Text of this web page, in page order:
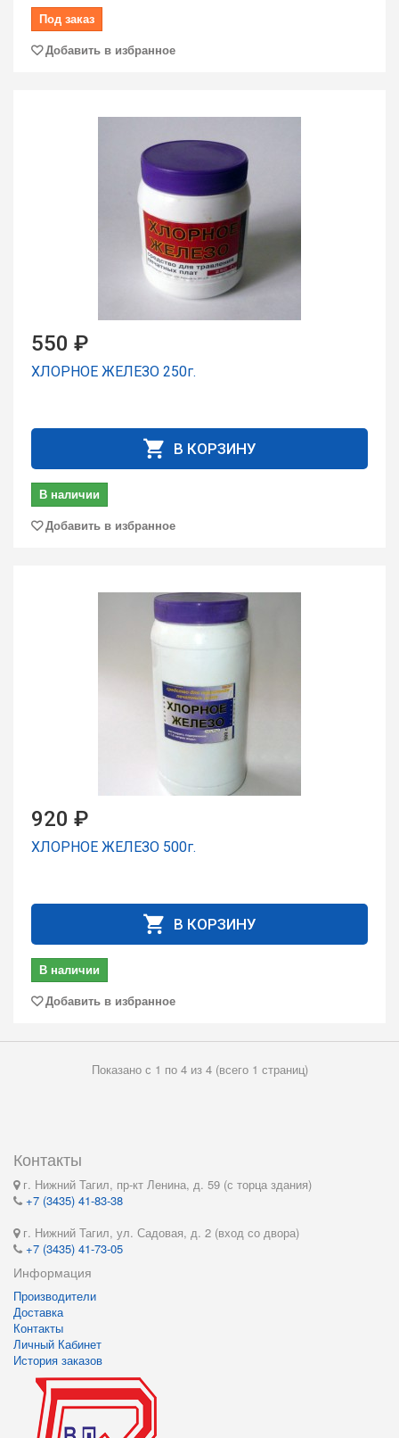
Под заказ
Добавить в избранное
550 ₽
ХЛОРНОЕ ЖЕЛЕЗО 250г.
В КОРЗИНУ
В наличии
Добавить в избранное
920 ₽
ХЛОРНОЕ ЖЕЛЕЗО 500г.
В КОРЗИНУ
В наличии
Добавить в избранное
Показано с 1 по 4 из 4 (всего 1 страниц)
Контакты
г. Нижний Тагил, пр-кт Ленина, д. 59 (с торца здания)
+7 (3435) 41-83-38
г. Нижний Тагил, ул. Садовая, д. 2 (вход со двора)
+7 (3435) 41-73-05
Информация
Производители
Доставка
Контакты
Личный Кабинет
История заказов